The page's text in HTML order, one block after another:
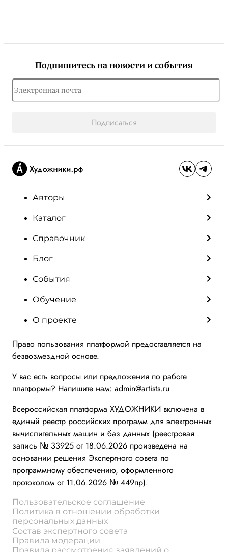
Подпишитесь на новости и события
Подписаться
Авторы
Каталог
Справочник
Блог
События
Обучение
О проекте
Право пользования платформой предоставляется на
безвозмездной основе.
У вас есть вопросы или предложения по работе
платформы? Напишите нам: admin@artists.ru
Всероссийская платформа ХУДОЖНИКИ включена в
единый реестр российских программ для электронных
вычислительных машин и баз данных (реестровая
запись № 33925 от 18.06.2026 произведена на
основании решения Экспертного совета по
программному обеспечению, оформленного
протоколом от 11.06.2026 № 449пр).
Пользовательское соглашение
Политика в отношении обработки
персональных данных
Состав экспертного совета
Правила модерации